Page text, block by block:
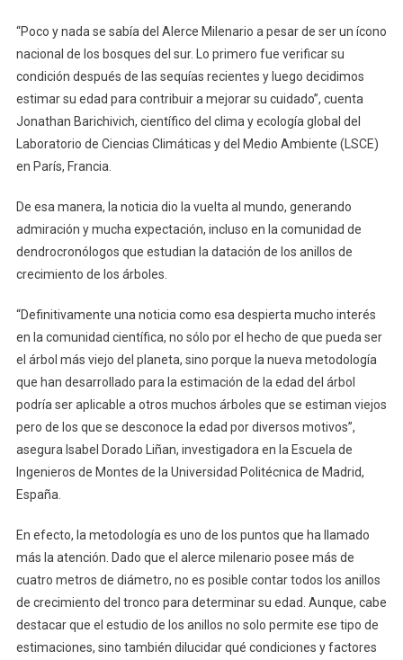
“Poco y nada se sabía del Alerce Milenario a pesar de ser un ícono
nacional de los bosques del sur. Lo primero fue verificar su
condición después de las sequías recientes y luego decidimos
estimar su edad para contribuir a mejorar su cuidado”, cuenta
Jonathan Barichivich, científico del clima y ecología global del
Laboratorio de Ciencias Climáticas y del Medio Ambiente (LSCE)
en París, Francia.
De esa manera, la noticia dio la vuelta al mundo, generando
admiración y mucha expectación, incluso en la comunidad de
dendrocronólogos que estudian la datación de los anillos de
crecimiento de los árboles.
“Definitivamente una noticia como esa despierta mucho interés
en la comunidad científica, no sólo por el hecho de que pueda ser
el árbol más viejo del planeta, sino porque la nueva metodología
que han desarrollado para la estimación de la edad del árbol
podría ser aplicable a otros muchos árboles que se estiman viejos
pero de los que se desconoce la edad por diversos motivos”,
asegura Isabel Dorado Liñan, investigadora en la Escuela de
Ingenieros de Montes de la Universidad Politécnica de Madrid,
España.
En efecto, la metodología es uno de los puntos que ha llamado
más la atención. Dado que el alerce milenario posee más de
cuatro metros de diámetro, no es posible contar todos los anillos
de crecimiento del tronco para determinar su edad. Aunque, cabe
destacar que el estudio de los anillos no solo permite ese tipo de
estimaciones, sino también dilucidar qué condiciones y factores